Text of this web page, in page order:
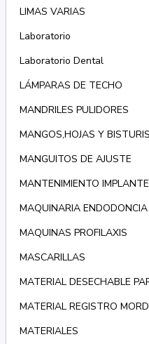
LIMAS VARIAS
Laboratorio
Laboratorio Dental
LÁMPARAS DE TECHO
MANDRILES PULIDORES
MANGOS,HOJAS Y BISTURIS
MANGUITOS DE AJUSTE
MANTENIMIENTO
MAQUINARIA ENDODONCIA
MAQUINAS PROFILAXIS
MASCARILLAS
MATERIAL DESECHABLE
MATERIAL REGISTRO
MATERIALES